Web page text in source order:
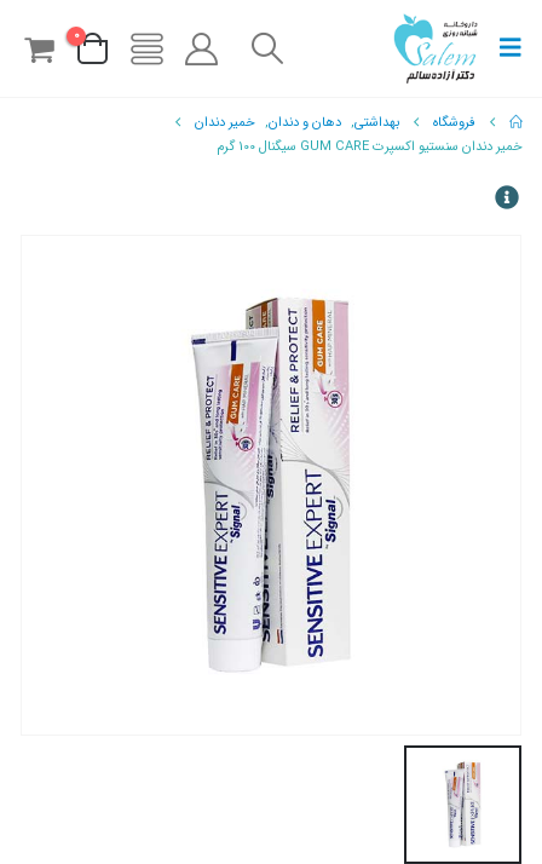
0
فروشگاه بهداشتی, دهان و دندان, خمیر دندان
خمیر دندان سنستیو اکسپرت GUM CARE سیگنال 100 گرم